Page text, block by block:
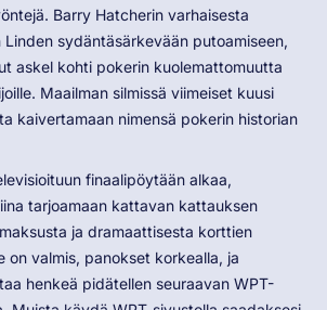
Barry Hatcherin varhaisesta
Linden sydäntäsärkevään putoamiseen,
askel kohti pokerin kuolemattomuutta
Maailman silmissä viimeiset kuusi
kaivertamaan nimensä pokerin historian
finaalipöytään alkaa,
tarjoamaan kattavan kattauksen
ja dramaattisesta korttien
on valmis, panokset korkealla, ja
henkeä pidätellen seuraavan WPT-